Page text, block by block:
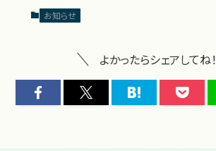
お知らせ
よかったらシェアしてね！